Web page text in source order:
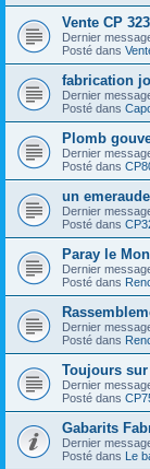
Vente CP 323
Dernier
Posté dans
fabrication
Dernier
Posté dans
Plomb
Dernier
Posté dans
un
Dernier
Posté dans
Paray le
Dernier
Posté dans
Dernier
Posté dans
Toujours
Dernier
Posté dans
Gabarits
Dernier
Posté dans Le